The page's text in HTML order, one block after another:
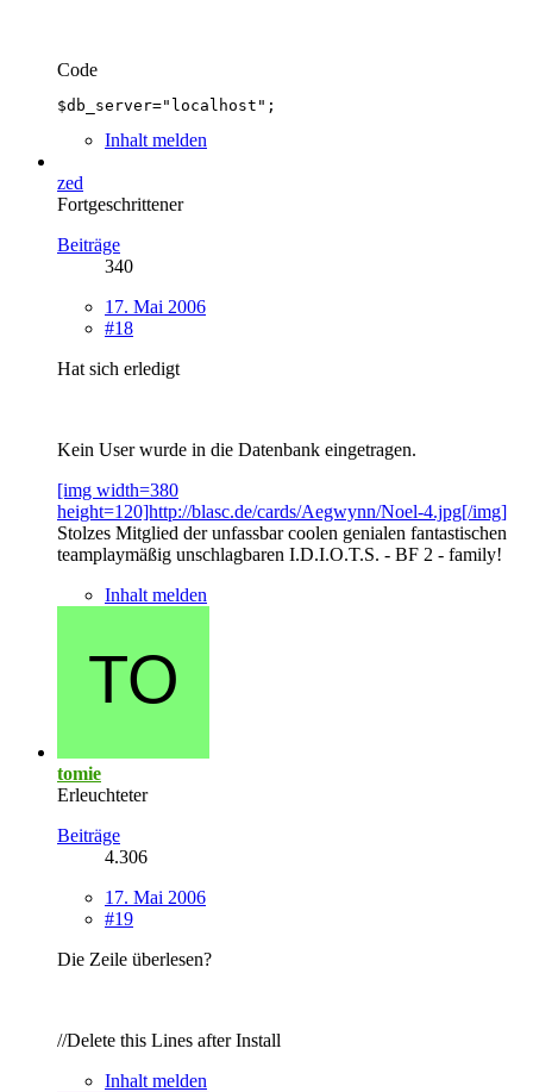
Code
$db_server="localhost";
Inhalt melden
zed
Fortgeschrittener
Beiträge
340
17. Mai 2006
#18
Hat sich erledigt
Kein User wurde in die Datenbank eingetragen.
[img width=380
height=120]http://blasc.de/cards/Aegwynn/Noel-4.jpg[/img]
Stolzes Mitglied der unfassbar coolen genialen fantastischen
teamplaymäßig unschlagbaren I.D.I.O.T.S. - BF 2 - family!
Inhalt melden
tomie
Erleuchteter
Beiträge
4.306
17. Mai 2006
#19
Die Zeile überlesen?
//Delete this Lines after Install
Inhalt melden